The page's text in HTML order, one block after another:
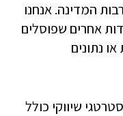
המדינה. אנחנו
אחרים שפוסלים
נתונים
שיווקי כולל